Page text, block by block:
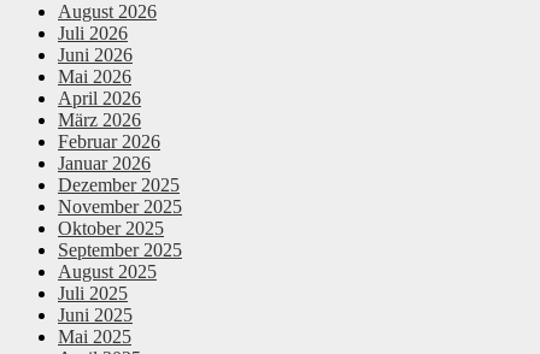
August 2026
Juli 2026
Juni 2026
Mai 2026
April 2026
März 2026
Februar 2026
Januar 2026
Dezember 2025
November 2025
Oktober 2025
September 2025
August 2025
Juli 2025
Juni 2025
Mai 2025